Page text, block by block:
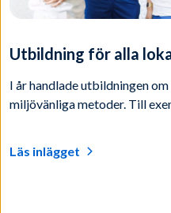
Utbildning för alla
I år handlade utbildningen
miljövänliga metoder. Till
Läs inlägget